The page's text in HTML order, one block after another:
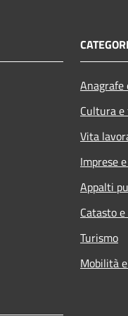
Cultura
Vita
Imprese
Appalti
Catasto
Turismo
Mobilità